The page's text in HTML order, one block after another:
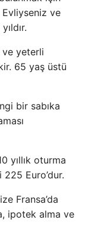
Evliyseniz ve
ve yeterli
65 yaş üstü
bir sabıka
yıllık oturma
Euro’dur.
Fransa’da
ipotek alma ve